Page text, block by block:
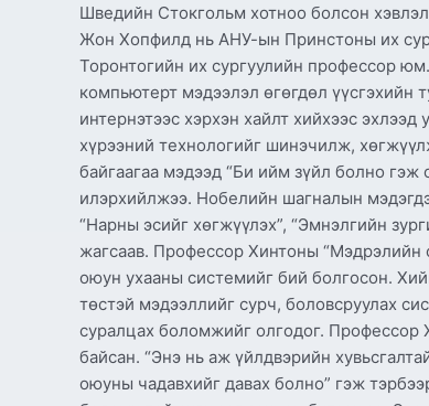
Шведийн Стокгольм хотноо болсон
Жон Хопфилд нь АНУ-ын Принстоны их
Торонтогийн их сургуулийн профессор
компьютерт мэдээлэл өгөгдөл үүсгэхийн
интернэтээс хэрхэн хайлт хийхээс
хүрээний технологийг шинэчилж,
байгаагаа мэдээд “Би ийм зүйл болно
илэрхийлжээ. Нобелийн шагналын
“Нарны эсийг хөгжүүлэх”, “Эмнэлгийн
жагсаав. Профессор Хинтоны “Мэдрэлийн
оюун ухааны системийг бий болгосон.
төстэй мэдээллийг сурч, боловсруулах
суралцах боломжийг олгодог. Профессор
байсан. “Энэ нь аж үйлдвэрийн
оюуны чадавхийг давах болно” гэж